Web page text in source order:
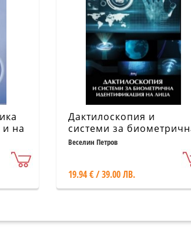
на
Дактилоскопия и
системи за
идентификация на лица
Веселин Петров
19.94 € / 39.00 ЛВ.